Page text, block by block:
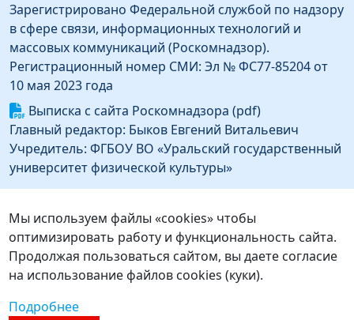
Зарегистрировано Федеральной службой по надзору
в сфере связи, информационных технологий и
массовых коммуникаций (Роскомнадзор).
Регистрационный номер СМИ: Эл № ФС77-85204 от
10 мая 2023 года
Выписка с сайта Роскомнадзора (pdf)
Главный редактор: Быков Евгений Витальевич
Учредитель: ФГБОУ ВО «Уральский государственный
университет физической культуры»
Информация об издателе
Издатель: Федеральное государственное бюджетное
образовательное учреждение высшего образования
«Уральский государственный университет
физической культуры»
Адрес издателя: 454091, г. Челябинск, ул.
Орджоникидзе, д.1
Мы используем файлы «cookies» чтобы
оптимизировать работу и функциональность сайта.
Продолжая пользоваться сайтом, вы даете согласие
на использование файлов cookies (куки).
Подробнее